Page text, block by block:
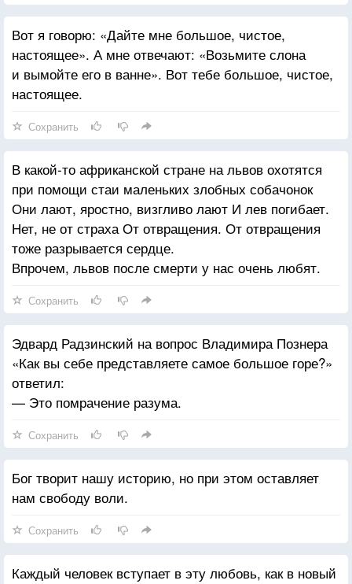
Вот я говорю: «Дайте мне большое, чистое,
настоящее». А мне отвечают: «Возьмите слона
и вымойте его в ванне». Вот тебе большое, чистое,
настоящее.
Сохранить
В какой-то африканской стране на львов охотятся
при помощи стаи маленьких злобных собачонок
Они лают, яростно, визгливо лают И лев погибает.
Нет, не от страха От отвращения. От отвращения
тоже разрывается сердце.
Впрочем, львов после смерти у нас очень любят.
Сохранить
Эдвард Радзинский на вопрос Владимира Познера
«Как вы себе представляете самое большое горе?»
ответил:
— Это помрачение разума.
Сохранить
Бог творит нашу историю, но при этом оставляет
нам свободу воли.
Сохранить
Каждый человек вступает в эту любовь, как в новый